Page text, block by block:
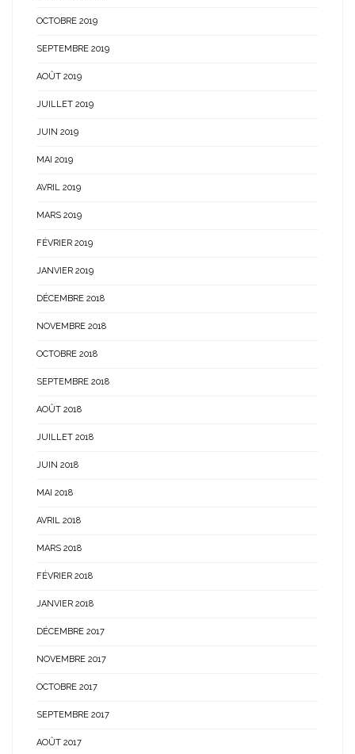
OCTOBRE 2019
SEPTEMBRE 2019
AOÛT 2019
JUILLET 2019
JUIN 2019
MAI 2019
AVRIL 2019
MARS 2019
FÉVRIER 2019
JANVIER 2019
DÉCEMBRE 2018
NOVEMBRE 2018
OCTOBRE 2018
SEPTEMBRE 2018
AOÛT 2018
JUILLET 2018
JUIN 2018
MAI 2018
AVRIL 2018
MARS 2018
FÉVRIER 2018
JANVIER 2018
DÉCEMBRE 2017
NOVEMBRE 2017
OCTOBRE 2017
SEPTEMBRE 2017
AOÛT 2017